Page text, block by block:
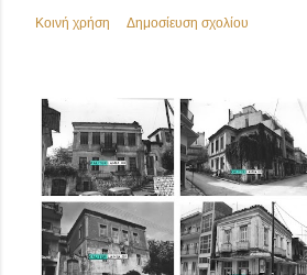
Κοινή χρήση Δημοσίευση σχολίου